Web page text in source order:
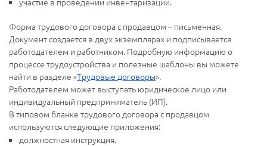
Форма трудового договора с продавцом – письменная.
Документ создается в двух экземплярах и подписывается
работодателем и работником. Подробную информацию о
процессе трудоустройства и полезные шаблоны вы можете
найти в разделе «Трудовые договоры».
Работодателем может выступать юридическое лицо или
индивидуальный предприниматель (ИП).
В типовом бланке трудового договора с продавцом
используются следующие приложения:
должностная инструкция.